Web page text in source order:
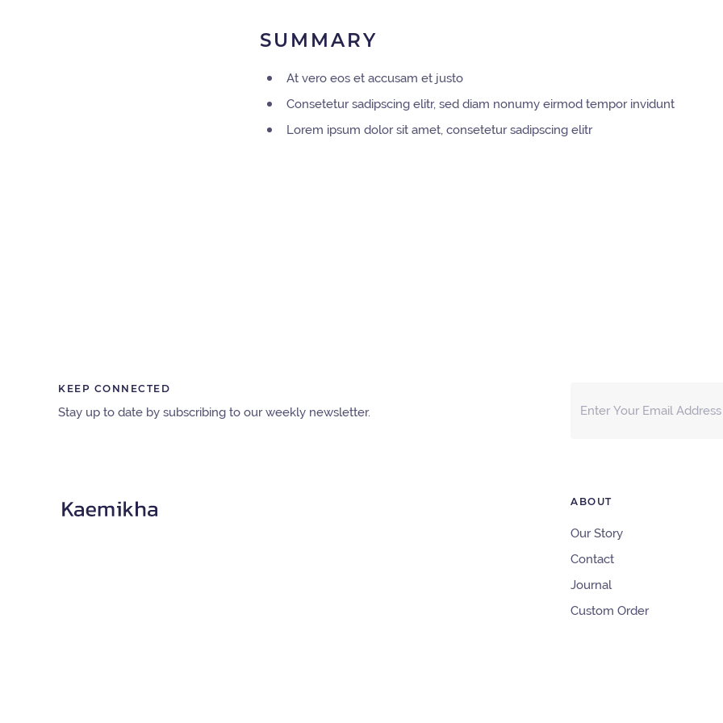
SUMMARY
At vero eos et accusam et justo
Consetetur sadipscing elitr, sed diam nonumy eirmod tempor invidunt
Lorem ipsum dolor sit amet, consetetur sadipscing elitr
KEEP CONNECTED
Stay up to date by subscribing to our weekly newsletter.
ABOUT
Our Story
Contact
Journal
Custom Order